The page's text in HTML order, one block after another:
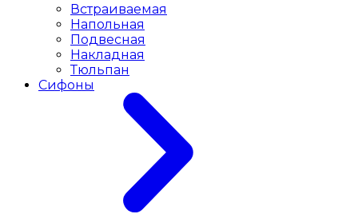
Встраиваемая
Напольная
Подвесная
Накладная
Тюльпан
Сифоны